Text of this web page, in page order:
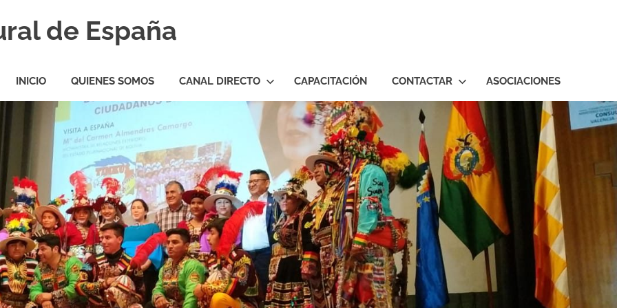
de España
INICIO QUIENES SOMOS CANAL DIRECTO CAPACITACIÓN CONTACTAR ASOCIACIONES